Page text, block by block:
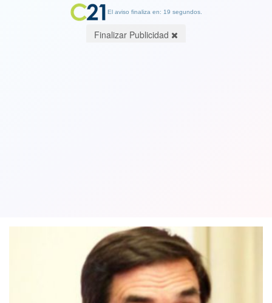
El aviso finaliza en: 19 segundos.
Finalizar Publicidad